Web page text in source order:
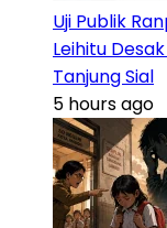
Uji Publik
Leihitu
Tanjung Sial
5 hours ago